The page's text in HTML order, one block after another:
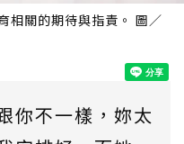
相關的期待與指責。 圖／
你不一樣，妳太